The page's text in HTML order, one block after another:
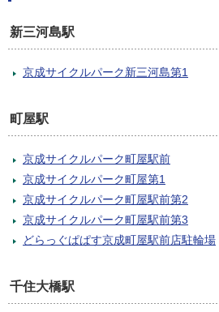
新三河島駅
京成サイクルパーク新三河島第1
町屋駅
京成サイクルパーク町屋駅前
京成サイクルパーク町屋第1
京成サイクルパーク町屋駅前第2
京成サイクルパーク町屋駅前第3
どらっぐぱぱす京成町屋駅前店駐輪場
千住大橋駅